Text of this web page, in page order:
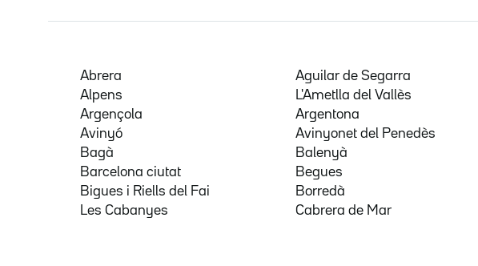
Abrera Aguilar de Segarra
Alpens
L'Ametlla del Vallès
Argençola
Argentona
Avinyó
Avinyonet del Penedès
Bagà
Balenyà
Barcelona ciutat
Begues
Bigues i Riells del Fai
Borredà
Les Cabanyes
Cabrera de Mar